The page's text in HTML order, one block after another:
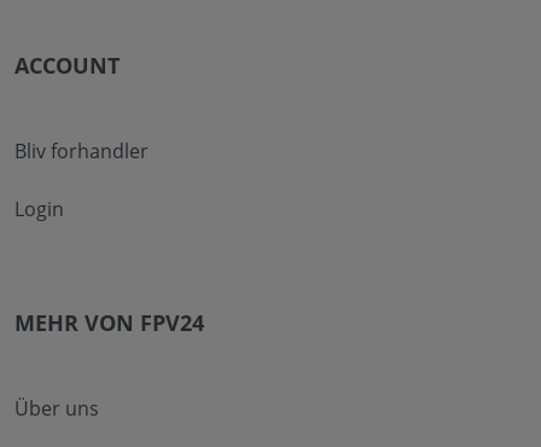
ACCOUNT
Bliv forhandler
Login
MEHR VON FPV24
Über uns